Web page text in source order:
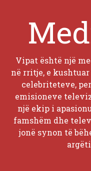
Vipat është një
në rritje, e
celebriteteve,
emisioneve
një ekip i
famshëm dhe
jonë synon të